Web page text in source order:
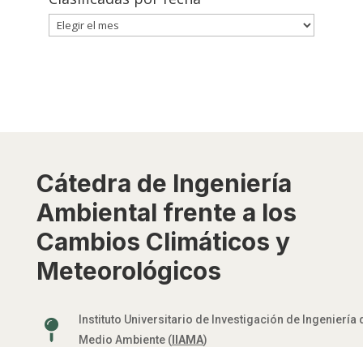
Clasificadas
por
Cátedra de Ingeniería
Ambiental frente a los
Cambios Climáticos y
Meteorológicos

Instituto Universitario de Investigación de Ingeniería
Medio Ambiente (IIAMA)